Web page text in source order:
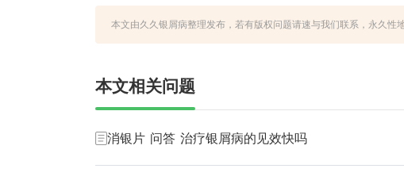
本文由久久银屑病整理发布，若有版权问题请速与我们联系，永久
本文相关问题
消银片 问答 治疗银屑病的见效快吗